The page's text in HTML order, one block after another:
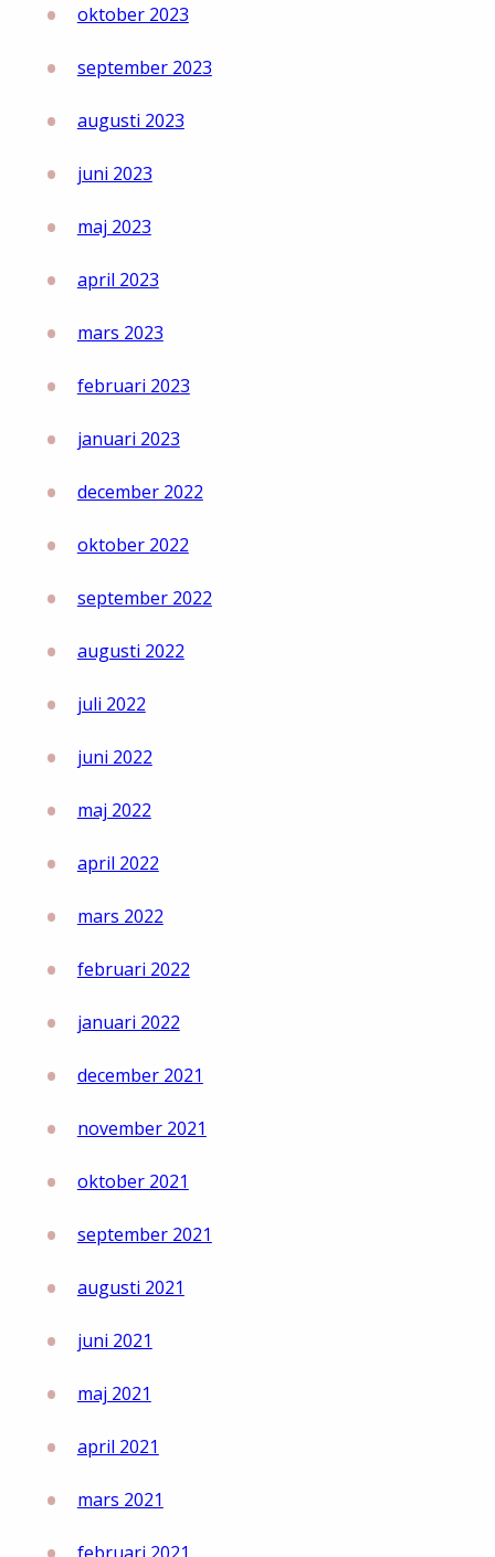
oktober 2023
september 2023
augusti 2023
juni 2023
maj 2023
april 2023
mars 2023
februari 2023
januari 2023
december 2022
oktober 2022
september 2022
augusti 2022
juli 2022
juni 2022
maj 2022
april 2022
mars 2022
februari 2022
januari 2022
december 2021
november 2021
oktober 2021
september 2021
augusti 2021
juni 2021
maj 2021
april 2021
mars 2021